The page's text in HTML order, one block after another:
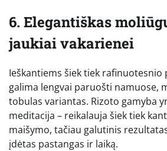
6. Elegantiškas
jaukiai vakarienei
Ieškantiems šiek tiek rafinuotesnio
galima lengvai paruošti namuose,
tobulas variantas. Rizoto gamyba
meditacija – reikalauja šiek tiek
maišymo, tačiau galutinis
įdėtas pastangas ir laiką.